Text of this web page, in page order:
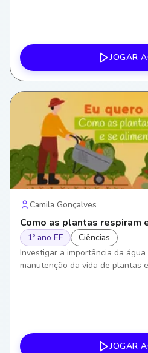
(Natal como celebração cultural e
Desenvolver empatia, diálogo e
coletivas e musicais.
JOGAR
Camila Gonçalves
Como as plantas respiram
1º ano EF
Ciências
Investigar a importância da
manutenção da vida de plantas
JOGAR